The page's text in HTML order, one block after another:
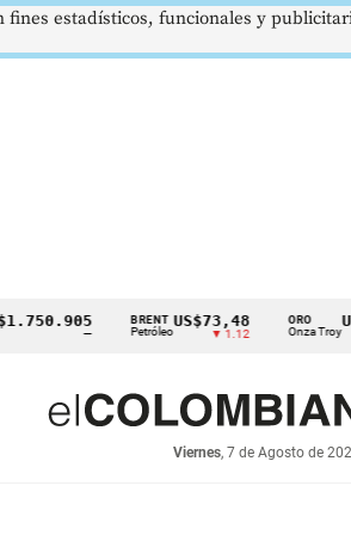
BRENT
Petróleo
US$73,48
▼ 1.12 Onza Troy
Viernes, 7 de Agosto de
estadísticos, funcionales y